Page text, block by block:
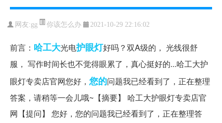
网友:gg 你该怎么办 2021-10-29 22:16:02
前言： 哈工大光电护眼灯好吗？双A级的， 光线很舒
服， 写作时间长也不觉得眼累了，真心挺好的...哈工大护
眼灯专卖店官网您好， 您的问题我已经看到了，正在整理
答案，请稍等一会儿哦~【摘要】 哈工大护眼灯专卖店官
网【提问】 您好，您的问题我已经看到了，正在整理答